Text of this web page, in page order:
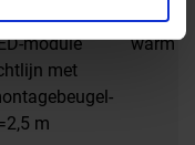
module
met
m
warm